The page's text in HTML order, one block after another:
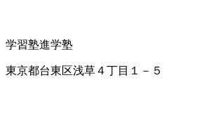
学習塾進学塾
東京都台東区浅草４丁目１－５